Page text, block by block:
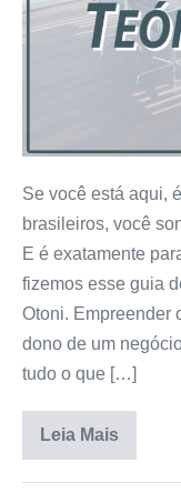
Se você está aqui,
brasileiros, você
E é exatamente
fizemos esse guia
Otoni. Empreender
dono de um
tudo o que […]
Leia Mais